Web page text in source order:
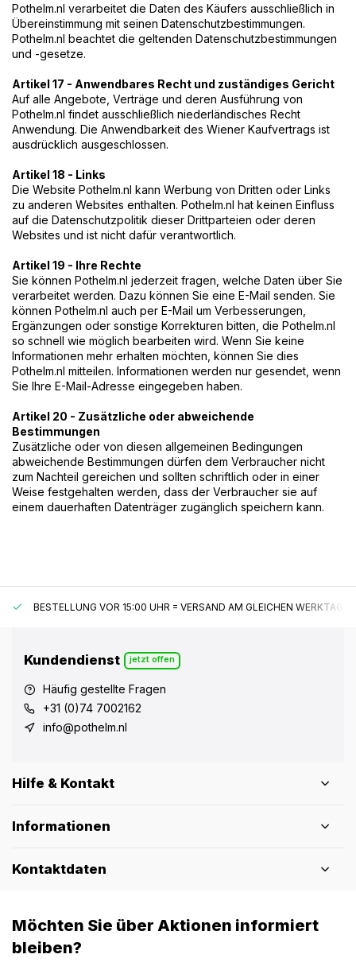
Pothelm.nl verarbeitet die Daten des Käufers ausschließlich in
Übereinstimmung mit seinen Datenschutzbestimmungen.
Pothelm.nl beachtet die geltenden Datenschutzbestimmungen
und -gesetze.
Artikel 17 - Anwendbares Recht und zuständiges Gericht
Auf alle Angebote, Verträge und deren Ausführung von
Pothelm.nl findet ausschließlich niederländisches Recht
Anwendung. Die Anwendbarkeit des Wiener Kaufvertrags ist
ausdrücklich ausgeschlossen.
Artikel 18 - Links
Die Website Pothelm.nl kann Werbung von Dritten oder Links
zu anderen Websites enthalten. Pothelm.nl hat keinen Einfluss
auf die Datenschutzpolitik dieser Drittparteien oder deren
Websites und ist nicht dafür verantwortlich.
Artikel 19 - Ihre Rechte
Sie können Pothelm.nl jederzeit fragen, welche Daten über Sie
verarbeitet werden. Dazu können Sie eine E-Mail senden. Sie
können Pothelm.nl auch per E-Mail um Verbesserungen,
Ergänzungen oder sonstige Korrekturen bitten, die Pothelm.nl
so schnell wie möglich bearbeiten wird. Wenn Sie keine
Informationen mehr erhalten möchten, können Sie dies
Pothelm.nl mitteilen. Informationen werden nur gesendet, wenn
Sie Ihre E-Mail-Adresse eingegeben haben.
Artikel 20 - Zusätzliche oder abweichende
Bestimmungen
Zusätzliche oder von diesen allgemeinen Bedingungen
abweichende Bestimmungen dürfen dem Verbraucher nicht
zum Nachteil gereichen und sollten schriftlich oder in einer
Weise festgehalten werden, dass der Verbraucher sie auf
einem dauerhaften Datenträger zugänglich speichern kann.
BESTELLUNG VOR 15:00 UHR = VERSAND AM GLEICHEN WERKTAG*
Kundendienst jetzt offen
Häufig gestellte Fragen
+31 (0)74 7002162
info@pothelm.nl
Hilfe & Kontakt
Informationen
Kontaktdaten
Möchten Sie über Aktionen informiert
bleiben?